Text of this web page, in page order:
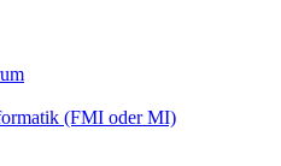
(FMI oder MI)